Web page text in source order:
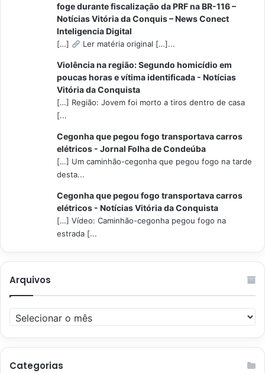
foge durante fiscalização da PRF na BR-116 –
Notícias Vitória da Conquis – News Conect
Inteligencia Digital
[…] Ler matéria original […]...
Violência na região: Segundo homicídio em
poucas horas e vítima identificada - Notícias
Vitória da Conquista
[…] Região: Jovem foi morto a tiros dentro de casa
[...
Cegonha que pegou fogo transportava carros
elétricos - Jornal Folha de Condeúba
[…] Um caminhão-cegonha que pegou fogo na tarde
desta...
Cegonha que pegou fogo transportava carros
elétricos - Notícias Vitória da Conquista
[…] Vídeo: Caminhão-cegonha pegou fogo na
estrada [...
Arquivos
Arquivos
Categorias